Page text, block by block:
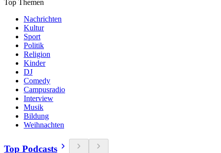
Top Themen
Nachrichten
Kultur
Sport
Politik
Religion
Kinder
DJ
Comedy
Campusradio
Interview
Musik
Bildung
Weihnachten
Top Podcasts